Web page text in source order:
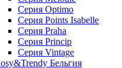
Серия Optimo
Серия Points Isabelle
Серия Praha
Серия Princip
Серия Vintage
Бельгия